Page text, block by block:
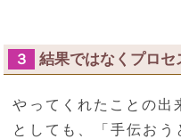
３ 結果ではなくプロ
やってくれたことの出
としても、「手伝おう